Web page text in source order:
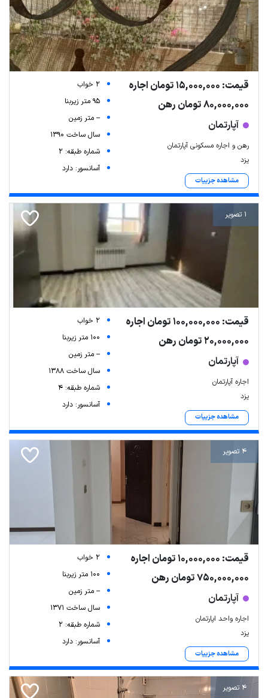
قیمت: 15,000,000 تومان اجاره
80,000,000 تومان رهن
آپارتمان
رهن و اجاره مسکونی آپارتمان
یزد
مشاهده جزییات
2 خواب
95 متر زیربنا
-- متر زمین
سال ساخت 1390
شماره طبقه: 2
آسانسور: دارد
1 تصویر
قیمت: 100,000,000 تومان اجاره
20,000,000 تومان رهن
آپارتمان
اجاره آپارتمان
یزد
مشاهده جزییات
2 خواب
100 متر زیربنا
-- متر زمین
سال ساخت 1388
شماره طبقه: 4
آسانسور: دارد
4 تصویر
قیمت: 10,000,000 تومان اجاره
750,000,000 تومان رهن
آپارتمان
اجاره واحد اپارتمان
یزد
مشاهده جزییات
2 خواب
100 متر زیربنا
-- متر زمین
سال ساخت 1371
شماره طبقه: 2
آسانسور: دارد
4 تصویر